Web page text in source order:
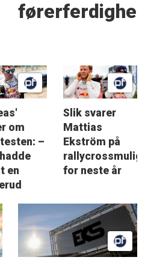
om
–
en
Slik svarer
Mattias
Ekström på
for neste år